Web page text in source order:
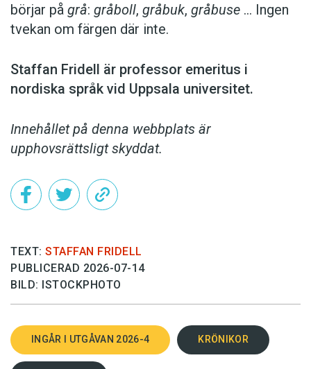
börjar på grå: gråboll, gråbuk, gråbuse … Ingen
tvekan om färgen där inte.
Staffan Fridell är ­professor ­emeritus i
nordiska språk vid ­Uppsala universitet.
Innehållet på denna webbplats är
upphovsrättsligt skyddat.
TEXT: STAFFAN FRIDELL
PUBLICERAD 2026-07-14
BILD: ISTOCKPHOTO
INGÅR I UTGÅVAN 2026-4 KRÖNIKOR